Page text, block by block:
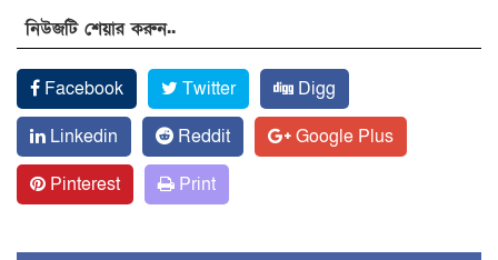
নিউজটি শেয়ার করুন..
Facebook Twitter
Digg
Linkedin
Reddit
Google Plus
Pinterest
Print